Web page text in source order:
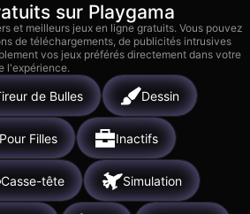
sur Playgama
et meilleurs jeux en ligne gratuits. Vous pouvez
de téléchargements, de publicités intrusives
vos jeux préférés directement dans votre
l'expérience.
de Bulles Dessin
Pour Filles Inactifs
Casse-tête Simulation